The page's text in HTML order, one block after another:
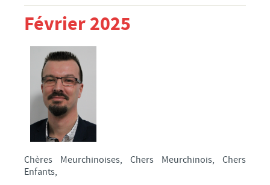
Février 2025
Chères Meurchinoises, Chers Meurchinois, Chers
Enfants,